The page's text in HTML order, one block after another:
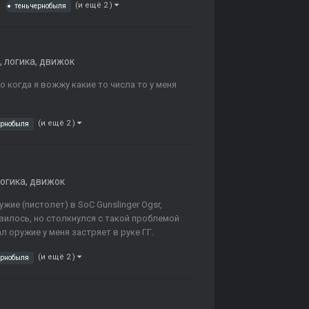
тень чернобыля (и ещё 2 )
логика, движок
я вожжу какие то числа то у меня
(и ещё 2 )
движок
(пистолет) в SoC Gunslinger Ogsr,
но столкнулся с такой проблемой
оружие у меня застряет в руке ГГ.
(и ещё 2 )